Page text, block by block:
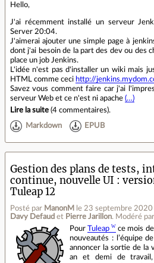
Hello,
J'ai récemment installé un serveur
Server 20:04.
J'aimerai ajouter une simple page à
dont j'ai besoin de la part des dev ou des
place un job Jenkins.
L'idée n'est pas d'installer un wiki mais
HTML comme ceci http://
Savez vous comment faire car j'ai
serveur Web et ce n'est ni apache (…)
Lire la suite (4 commentaires).
Markdown EPUB
Gestion des plans de tests,
continue, nouvelle UI :
Tuleap 12
Posté par ManonM le 23 septembre 2020
Davy Defaud et Pierre Jarillon. Modéré par
Pour Tuleap
ce mois
nouveautés : l’équipe
annoncer la sortie de la
an et demi de travail,